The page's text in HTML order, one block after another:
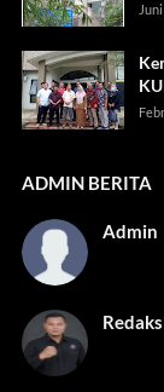
ADMIN BERITA
Admin